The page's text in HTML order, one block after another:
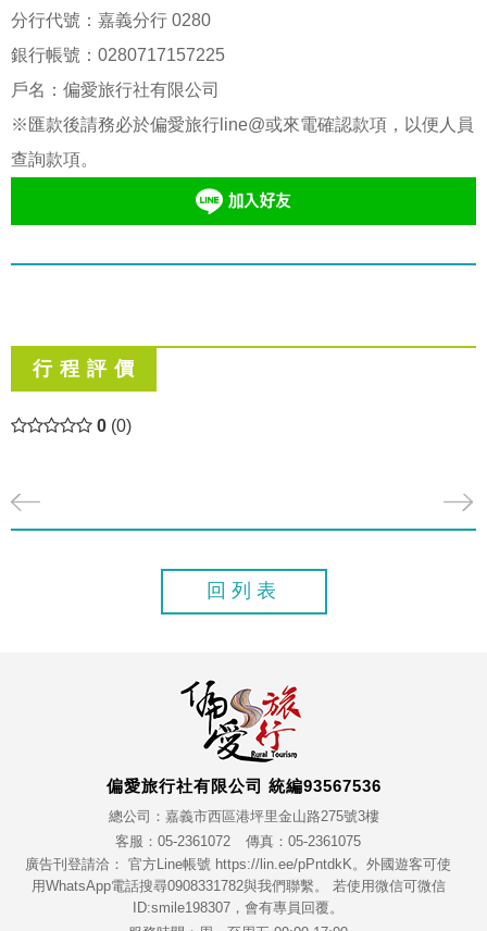
分行代號：嘉義分行 0280
銀行帳號： 0280717157225
戶名：偏愛旅行社有限公司
※匯款後請務必於偏愛旅行line@或來電確認款項，以便人員
查詢款項。
行 程 評 價
0 (0)
回列表
偏愛旅行社有限公司 統編93567536
總公司：嘉義市西區港坪里金山路275號3樓
客服：05-2361072
傳真：05-2361075
廣告刊登請洽： 官方Line帳號 https://lin.ee/pPntdkK。外國遊客可使
用WhatsApp電話搜尋0908331782與我們聯繫。 若使用微信可微信
ID:smile198307，會有專員回覆。